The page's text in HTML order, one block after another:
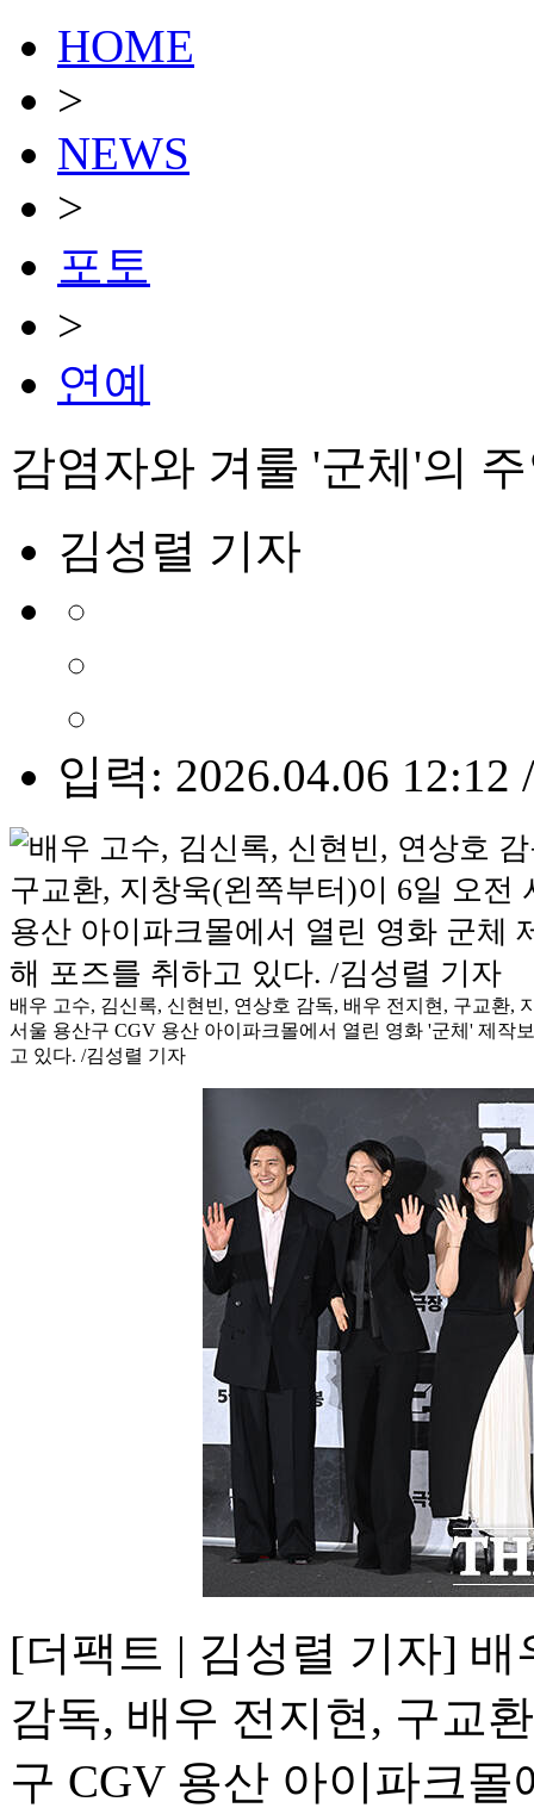
HOME
>
NEWS
>
포토
>
연예
감염자와 겨룰 '군체'의
김성렬 기자
입력: 2026.04.06 12:12
배우 고수, 김신록, 신현빈, 연상호 감독, 배우 전지현, 구교환,
서울 용산구 CGV 용산 아이파크몰에서 열린 영화 '군체' 제작
고 있다. /김성렬 기자
[더팩트 | 김성렬 기자]
감독, 배우 전지현, 구교
구 CGV 용산 아이파크